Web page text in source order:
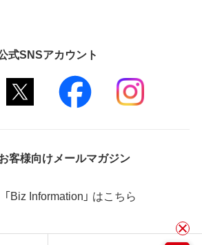
式SNSアカウント
客様向けメールマガジン
「Biz Information」 はこちら